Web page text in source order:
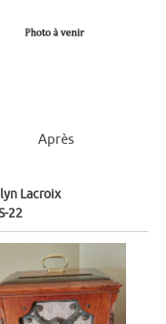
Après
Lacroix
22